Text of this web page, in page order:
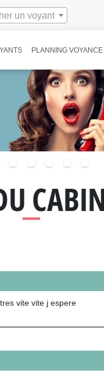
un voyant
PLANNING VOYANCE
vite vite j espere